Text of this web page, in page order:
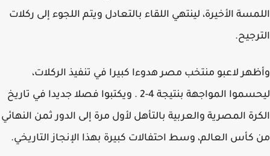
الأخيرة، لينتهي اللقاء بالتعادل ويتم اللجوء إلى ركلات
لاعبو منتخب مصر هدوءا كبيرا في تنفيذ الركلات،
ليحسموا المواجهة بنتيجة 4-2 . ويكتبوا فصلا جديدا في تاريخ
المصرية والعربية بالتأهل لأول مرة إلى الدور ثمن النهائي
العالم، وسط احتفالات كبيرة بهذا الإنجاز التاريخي.